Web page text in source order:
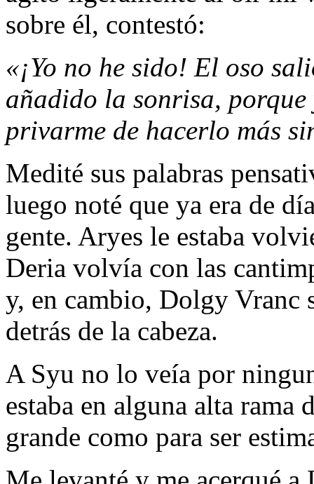
sobre él, contestó:
«¡Yo no he sido! El oso
añadido la sonrisa,
privarme de hacerlo más
Medité sus palabras
luego noté que ya era de
gente. Aryes le estaba
Deria volvía con las
y, en cambio, Dolgy Vranc
detrás de la cabeza.
A Syu no lo veía por
estaba en alguna alta
grande como para ser